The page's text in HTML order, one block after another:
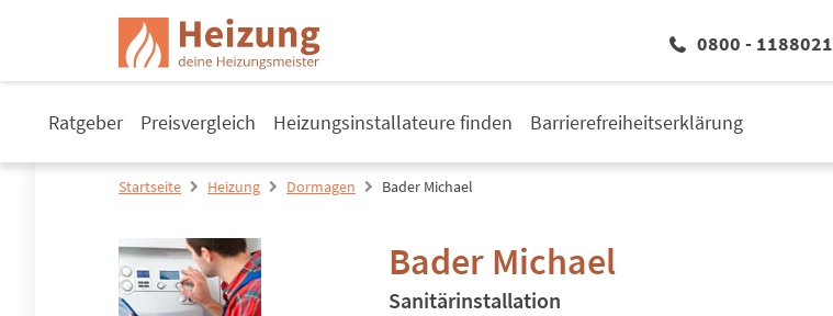
0800 - 1188021
Ratgeber Preisvergleich Heizungsinstallateure finden Barrierefreiheitserklärung
Startseite Heizung Dormagen Bader Michael
Bader Michael
Sanitärinstallation